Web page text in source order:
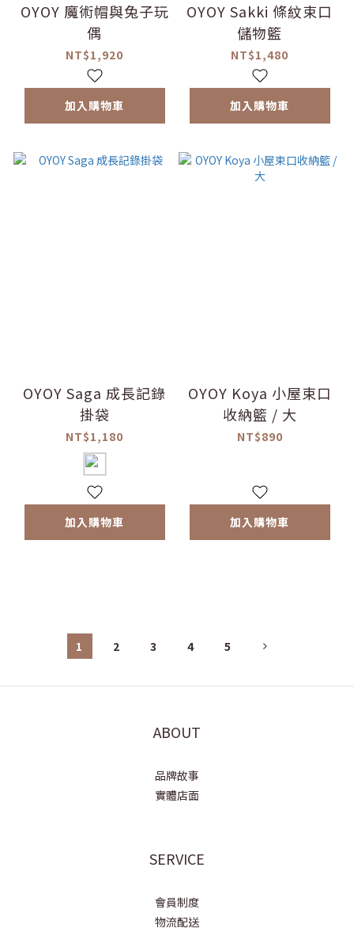
OYOY 魔術帽與兔子玩
偶
NT$1,920
加入購物車
OYOY Sakki 條紋束口
儲物籃
NT$1,480
加入購物車
OYOY Saga 成長記錄
掛袋
NT$1,180
加入購物車
OYOY Koya 小屋束口
收納籃 / 大
NT$890
加入購物車
1 2 3 4 5
ABOUT
品牌故事
實體店面
SERVICE
會員制度
物流配送